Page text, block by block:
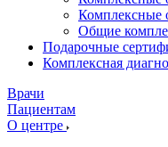
Комплексные
Общие
Подарочные
Комплексная
Врачи
Пациентам
О центре